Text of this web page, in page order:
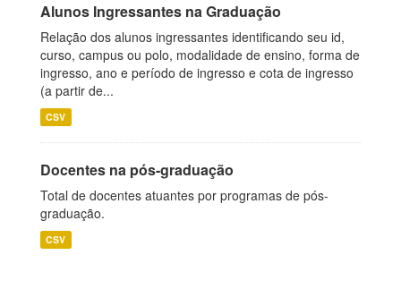
Alunos Ingressantes na Graduação
Relação dos alunos ingressantes identificando seu id,
curso, campus ou polo, modalidade de ensino, forma de
ingresso, ano e período de ingresso e cota de ingresso
(a partir de...
CSV
Docentes na pós-graduação
Total de docentes atuantes por programas de pós-
graduação.
CSV